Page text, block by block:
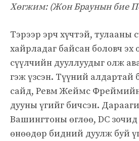
Хөгжим: (Жон Браунын бие
Тэрээр эрч хүчтэй, тулааны
хайрладаг байсан боловч эх
сүүлчийн дууллуудыг олж
гэж үзсэн. Түүний алдартай
сайд, Ревм Жеймс
дууны үгийг бичсэн.
Вашингтоны өглөө, DC
өнөөдөр бидний дуулж буй